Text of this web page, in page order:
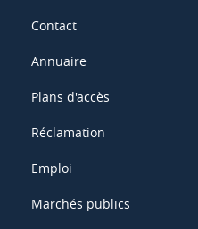
Contact
Annuaire
Plans d'accès
Réclamation
Emploi
Marchés publics